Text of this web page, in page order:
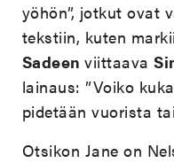
yöhön”, jotkut ovat
tekstiin, kuten
Sadeenviittaava
lainaus: ”Voiko
pidetään vuorista
Otsikon Jane on